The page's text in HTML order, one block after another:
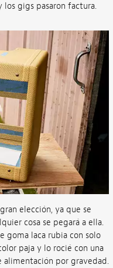
gigs pasaron factura.
elección, ya que se
cosa se pegará a ella.
goma laca rubia con solo
paja y lo rocié con una
por gravedad.